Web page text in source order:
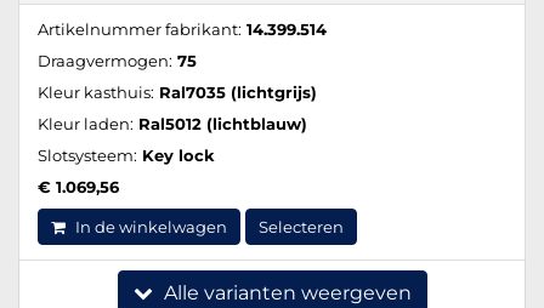
Artikelnummer fabrikant: 14.399.514
Draagvermogen: 75
Kleur kasthuis: Ral7035 (lichtgrijs)
Kleur laden: Ral5012 (lichtblauw)
Slotsysteem: Key lock
€ 1.069,56
In de winkelwagen Selecteren
Alle varianten weergeven